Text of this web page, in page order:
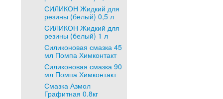
СИЛИКОН Жидкий для
резины (белый) 0,5 л
СИЛИКОН Жидкий для
резины (белый) 1 л
Силиконовая смазка 45
мл Помпа Химконтакт
Силиконовая смазка 90
мл Помпа Химконтакт
Смазка Азмол
Графитная 0.8кг